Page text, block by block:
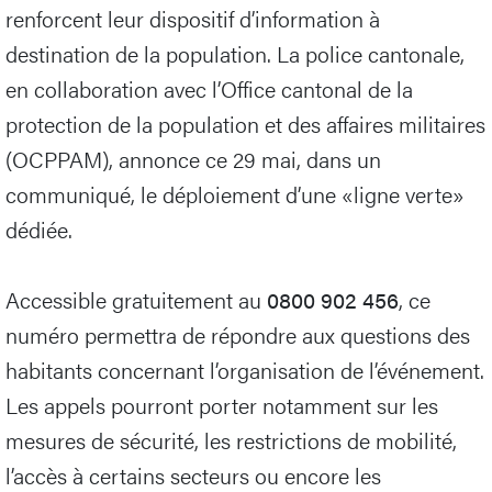
renforcent leur dispositif d’information à
destination de la population. La police cantonale,
en collaboration avec l’Office cantonal de la
protection de la population et des affaires militaires
(OCPPAM), annonce ce 29 mai, dans un
communiqué, le déploiement d’une «ligne verte»
dédiée.
Accessible gratuitement au 0800 902 456, ce
numéro permettra de répondre aux questions des
habitants concernant l’organisation de l’événement.
Les appels pourront porter notamment sur les
mesures de sécurité, les restrictions de mobilité,
l’accès à certains secteurs ou encore les